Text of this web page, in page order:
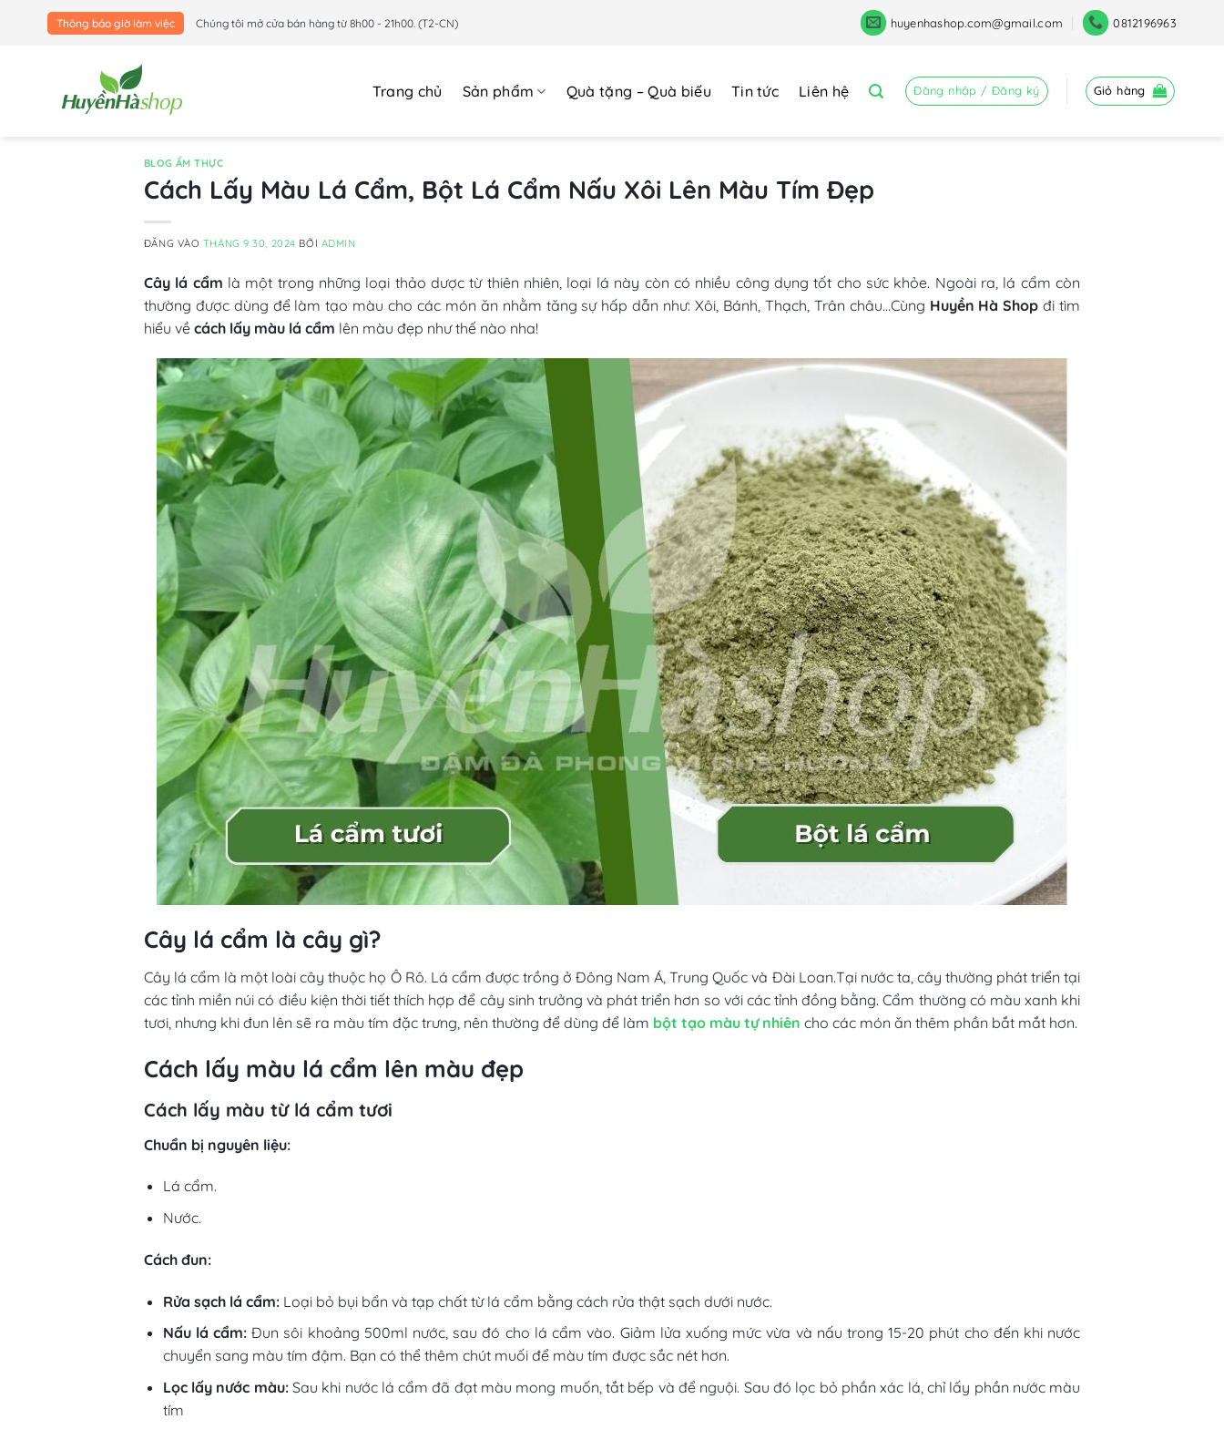
Thông báo giờ làm việc Chúng tôi mở cửa bán hàng từ 8h00 - 21h00. (T2-CN) huyenhashop.com@gmail.com 0812196963
Trang chủ Sản phẩm Quà tặng – Quà biếu Tin tức Liên hệ Đăng nhập / Đăng ký Giỏ hàng
BLOG ẨM THỰC
Cách Lấy Màu Lá Cẩm, Bột Lá Cẩm Nấu Xôi Lên Màu Tím Đẹp
ĐĂNG VÀO THÁNG 9 30, 2024 BỞI ADMIN
Cây lá cẩm là một trong những loại thảo dược từ thiên nhiên, loại lá này còn có nhiều công dụng tốt cho sức khỏe. Ngoài ra, lá cẩm còn
thường được dùng để làm tạo màu cho các món ăn nhằm tăng sự hấp dẫn như: Xôi, Bánh, Thạch, Trân châu…Cùng Huyền Hà Shop đi tìm
hiểu về cách lấy màu lá cẩm lên màu đẹp như thế nào nha!
Cây lá cẩm là cây gì?
Cây lá cẩm là một loài cây thuộc họ Ô Rô. Lá cẩm được trồng ở Đông Nam Á, Trung Quốc và Đài Loan.Tại nước ta, cây thường phát triển tại
các tỉnh miền núi có điều kiện thời tiết thích hợp để cây sinh trưởng và phát triển hơn so với các tỉnh đồng bằng. Cẩm thường có màu xanh khi
tươi, nhưng khi đun lên sẽ ra màu tím đặc trưng, nên thường để dùng để làm bột tạo màu tự nhiên cho các món ăn thêm phần bắt mắt hơn.
Cách lấy màu lá cẩm lên màu đẹp
Cách lấy màu từ lá cẩm tươi
Chuẩn bị nguyên liệu:
Lá cẩm.
Nước.
Cách đun:
Rửa sạch lá cẩm:Loại bỏ bụi bẩn và tạp chất từ lá cẩm bằng cách rửa thật sạch dưới nước.
Nấu lá cẩm: Đun sôi khoảng 500ml nước, sau đó cho lá cẩm vào. Giảm lửa xuống mức vừa và nấu trong 15-20 phút cho đến khi nước
chuyển sang màu tím đậm. Bạn có thể thêm chút muối để màu tím được sắc nét hơn.
Lọc lấy nước màu:Sau khi nước lá cẩm đã đạt màu mong muốn, tắt bếp và để nguội. Sau đó lọc bỏ phần xác lá, chỉ lấy phần nước màu
tím